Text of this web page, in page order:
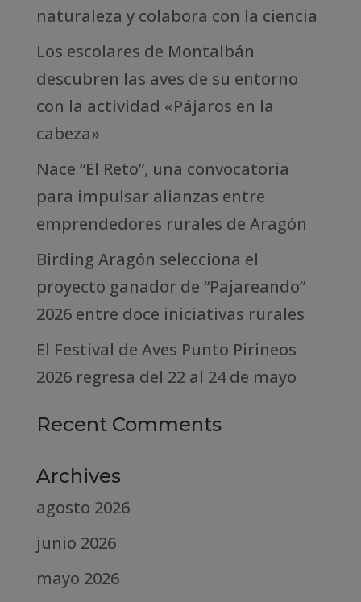
naturaleza y colabora con la ciencia
Los escolares de Montalbán
descubren las aves de su entorno
con la actividad «Pájaros en la
cabeza»
Nace “El Reto”, una convocatoria
para impulsar alianzas entre
emprendedores rurales de Aragón
Birding Aragón selecciona el
proyecto ganador de “Pajareando”
2026 entre doce iniciativas rurales
El Festival de Aves Punto Pirineos
2026 regresa del 22 al 24 de mayo
Recent Comments
Archives
agosto 2026
junio 2026
mayo 2026